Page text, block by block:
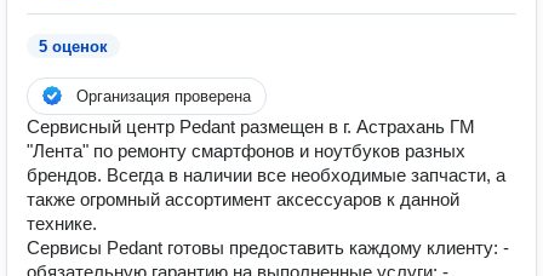
5 оценок
Организация проверена
Сервисный центр Pedant размещен в г. Астрахань ГМ
"Лента" по ремонту смартфонов и ноутбуков разных
брендов. Всегда в наличии все необходимые запчасти, а
также огромный ассортимент аксессуаров к данной
технике.
Сервисы Pedant готовы предоставить каждому клиенту: -
обязательную гарантию на выполненные услуги; -